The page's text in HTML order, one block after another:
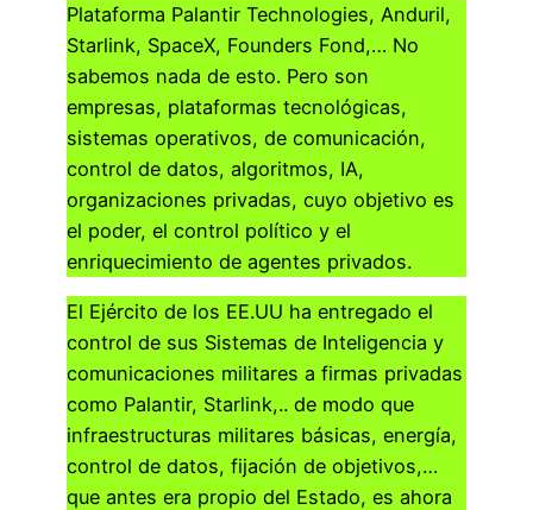
Plataforma Palantir Technologies, Anduril,
Starlink, SpaceX, Founders Fond,… No
sabemos nada de esto. Pero son
empresas, plataformas tecnológicas,
sistemas operativos, de comunicación,
control de datos, algoritmos, IA,
organizaciones privadas, cuyo objetivo es
el poder, el control político y el
enriquecimiento de agentes privados.
El Ejército de los EE.UU ha entregado el
control de sus Sistemas de Inteligencia y
comunicaciones militares a firmas privadas
como Palantir, Starlink,.. de modo que
infraestructuras militares básicas, energía,
control de datos, fijación de objetivos,…
que antes era propio del Estado, es ahora